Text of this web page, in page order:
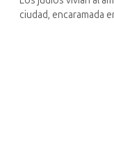
ciudad, encaramada